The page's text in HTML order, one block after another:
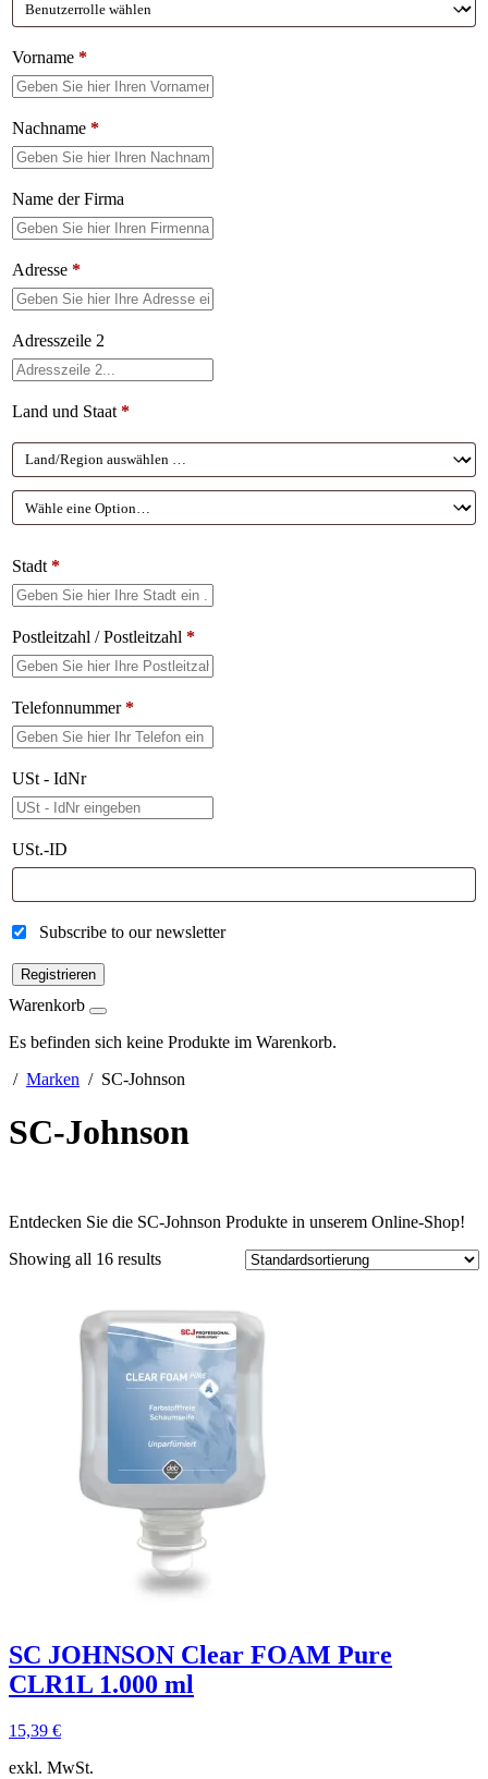
Vorname *
Nachname *
Name der Firma
Adresse *
Adresszeile 2
Land und Staat *
Stadt *
Postleitzahl / Postleitzahl *
Telefonnummer*
USt - IdNr
USt.-ID
Subscribe to our newsletter
Registrieren
Warenkorb
Es befinden sich keine Produkte im Warenkorb.
/ Marken / SC-Johnson
SC-Johnson
Entdecken Sie die SC-Johnson Produkte in unserem Online-Shop!
Showing all 16 results
SC JOHNSON Clear FOAM Pure
CLR1L 1.000 ml
15,39 €
exkl. MwSt.